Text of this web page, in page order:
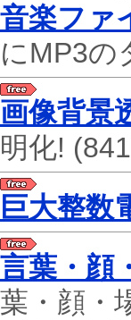
音楽ファ
にMP3の
画像背景
明化!
巨大整数
言葉・顔
葉・顔・